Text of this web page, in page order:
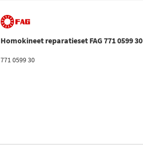
Homokineet reparatieset FAG 771 0599 30
771 0599 30